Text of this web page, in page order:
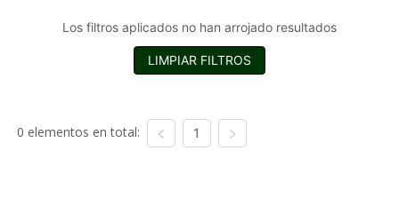
Los filtros aplicados no han arrojado resultados
LIMPIAR FILTROS
0 elementos en total: 1